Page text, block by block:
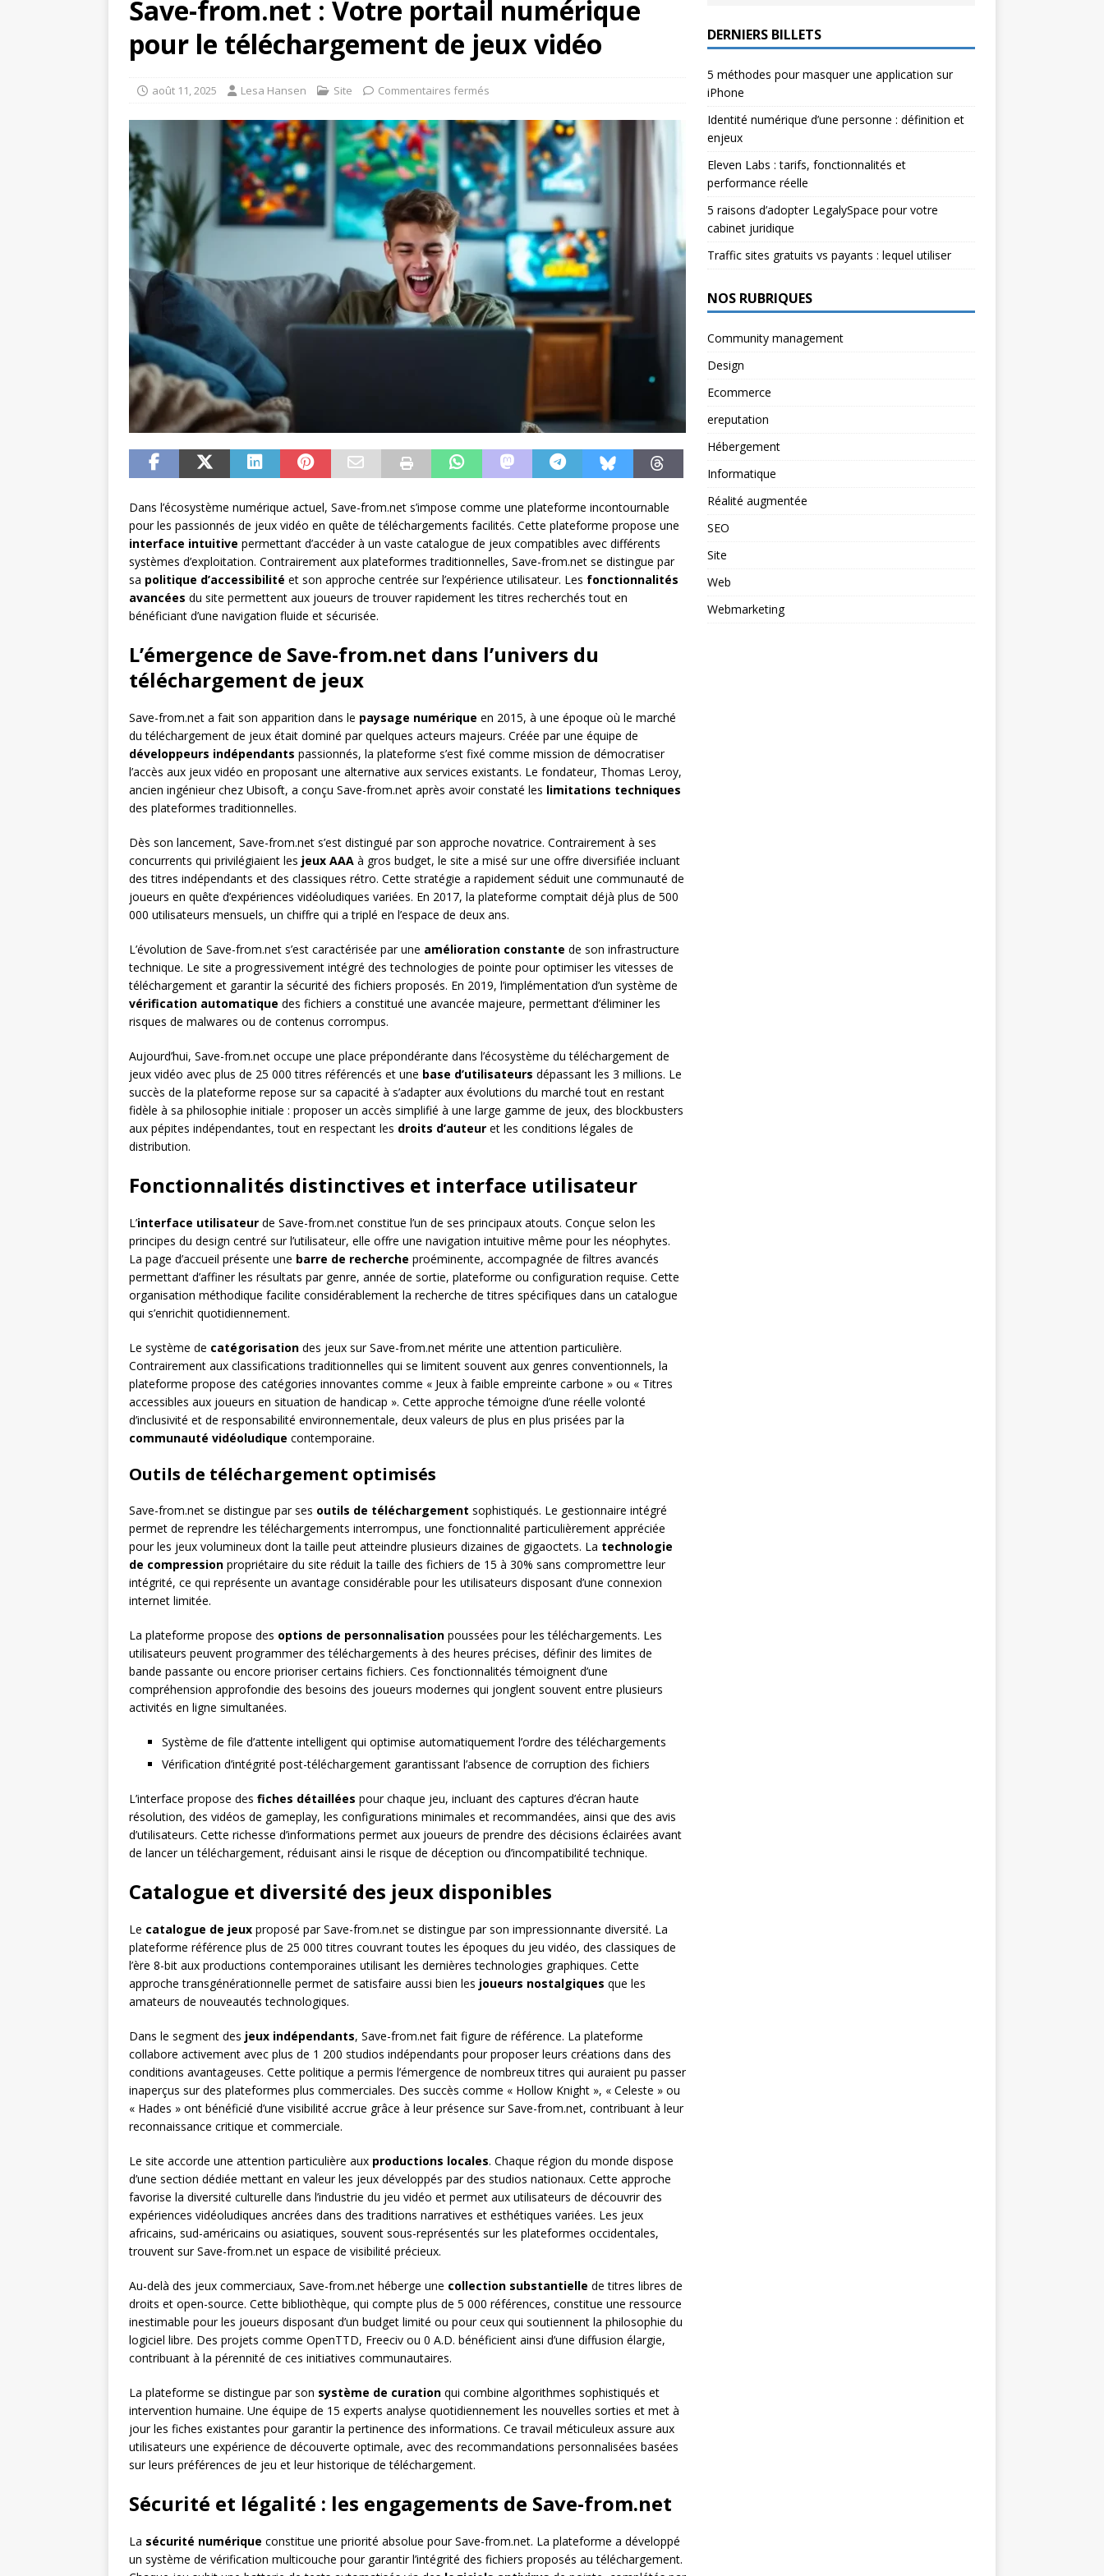
Save-from.net : Votre portail numérique
pour le téléchargement de jeux vidéo
août 11, 2025 Lesa Hansen Site Commentaires fermés
Dans l’écosystème numérique actuel, Save-from.net s’impose comme une plateforme incontournable
pour les passionnés de jeux vidéo en quête de téléchargements facilités. Cette plateforme propose une
interface intuitive permettant d’accéder à un vaste catalogue de jeux compatibles avec différents
systèmes d’exploitation. Contrairement aux plateformes traditionnelles, Save-from.net se distingue par
sa politique d’accessibilité et son approche centrée sur l’expérience utilisateur. Les fonctionnalités
avancées du site permettent aux joueurs de trouver rapidement les titres recherchés tout en
bénéficiant d’une navigation fluide et sécurisée.
L’émergence de Save-from.net dans l’univers du
téléchargement de jeux
Save-from.net a fait son apparition dans le paysage numérique en 2015, à une époque où le marché
du téléchargement de jeux était dominé par quelques acteurs majeurs. Créée par une équipe de
développeurs indépendants passionnés, la plateforme s’est fixé comme mission de démocratiser
l’accès aux jeux vidéo en proposant une alternative aux services existants. Le fondateur, Thomas Leroy,
ancien ingénieur chez Ubisoft, a conçu Save-from.net après avoir constaté les limitations techniques
des plateformes traditionnelles.
Dès son lancement, Save-from.net s’est distingué par son approche novatrice. Contrairement à ses
concurrents qui privilégiaient les jeux AAA à gros budget, le site a misé sur une offre diversifiée incluant
des titres indépendants et des classiques rétro. Cette stratégie a rapidement séduit une communauté de
joueurs en quête d’expériences vidéoludiques variées. En 2017, la plateforme comptait déjà plus de 500
000 utilisateurs mensuels, un chiffre qui a triplé en l’espace de deux ans.
L’évolution de Save-from.net s’est caractérisée par une amélioration constante de son infrastructure
technique. Le site a progressivement intégré des technologies de pointe pour optimiser les vitesses de
téléchargement et garantir la sécurité des fichiers proposés. En 2019, l’implémentation d’un système de
vérification automatique des fichiers a constitué une avancée majeure, permettant d’éliminer les
risques de malwares ou de contenus corrompus.
Aujourd’hui, Save-from.net occupe une place prépondérante dans l’écosystème du téléchargement de
jeux vidéo avec plus de 25 000 titres référencés et une base d’utilisateurs dépassant les 3 millions. Le
succès de la plateforme repose sur sa capacité à s’adapter aux évolutions du marché tout en restant
fidèle à sa philosophie initiale : proposer un accès simplifié à une large gamme de jeux, des blockbusters
aux pépites indépendantes, tout en respectant les droits d’auteur et les conditions légales de
distribution.
Fonctionnalités distinctives et interface utilisateur
L’interface utilisateur de Save-from.net constitue l’un de ses principaux atouts. Conçue selon les
principes du design centré sur l’utilisateur, elle offre une navigation intuitive même pour les néophytes.
La page d’accueil présente une barre de recherche proéminente, accompagnée de filtres avancés
permettant d’affiner les résultats par genre, année de sortie, plateforme ou configuration requise. Cette
organisation méthodique facilite considérablement la recherche de titres spécifiques dans un catalogue
qui s’enrichit quotidiennement.
Le système de catégorisation des jeux sur Save-from.net mérite une attention particulière.
Contrairement aux classifications traditionnelles qui se limitent souvent aux genres conventionnels, la
plateforme propose des catégories innovantes comme « Jeux à faible empreinte carbone » ou « Titres
accessibles aux joueurs en situation de handicap ». Cette approche témoigne d’une réelle volonté
d’inclusivité et de responsabilité environnementale, deux valeurs de plus en plus prisées par la
communauté vidéoludique contemporaine.
Outils de téléchargement optimisés
Save-from.net se distingue par ses outils de téléchargement sophistiqués. Le gestionnaire intégré
permet de reprendre les téléchargements interrompus, une fonctionnalité particulièrement appréciée
pour les jeux volumineux dont la taille peut atteindre plusieurs dizaines de gigaoctets. La technologie
de compression propriétaire du site réduit la taille des fichiers de 15 à 30% sans compromettre leur
intégrité, ce qui représente un avantage considérable pour les utilisateurs disposant d’une connexion
internet limitée.
La plateforme propose des options de personnalisation poussées pour les téléchargements. Les
utilisateurs peuvent programmer des téléchargements à des heures précises, définir des limites de
bande passante ou encore prioriser certains fichiers. Ces fonctionnalités témoignent d’une
compréhension approfondie des besoins des joueurs modernes qui jonglent souvent entre plusieurs
activités en ligne simultanées.
Système de file d’attente intelligent qui optimise automatiquement l’ordre des téléchargements
Vérification d’intégrité post-téléchargement garantissant l’absence de corruption des fichiers
L’interface propose des fiches détaillées pour chaque jeu, incluant des captures d’écran haute
résolution, des vidéos de gameplay, les configurations minimales et recommandées, ainsi que des avis
d’utilisateurs. Cette richesse d’informations permet aux joueurs de prendre des décisions éclairées avant
de lancer un téléchargement, réduisant ainsi le risque de déception ou d’incompatibilité technique.
Catalogue et diversité des jeux disponibles
Le catalogue de jeux proposé par Save-from.net se distingue par son impressionnante diversité. La
plateforme référence plus de 25 000 titres couvrant toutes les époques du jeu vidéo, des classiques de
l’ère 8-bit aux productions contemporaines utilisant les dernières technologies graphiques. Cette
approche transgénérationnelle permet de satisfaire aussi bien les joueurs nostalgiques que les
amateurs de nouveautés technologiques.
Dans le segment des jeux indépendants, Save-from.net fait figure de référence. La plateforme
collabore activement avec plus de 1 200 studios indépendants pour proposer leurs créations dans des
conditions avantageuses. Cette politique a permis l’émergence de nombreux titres qui auraient pu passer
inaperçus sur des plateformes plus commerciales. Des succès comme « Hollow Knight », « Celeste » ou
« Hades » ont bénéficié d’une visibilité accrue grâce à leur présence sur Save-from.net, contribuant à leur
reconnaissance critique et commerciale.
Le site accorde une attention particulière aux productions locales. Chaque région du monde dispose
d’une section dédiée mettant en valeur les jeux développés par des studios nationaux. Cette approche
favorise la diversité culturelle dans l’industrie du jeu vidéo et permet aux utilisateurs de découvrir des
expériences vidéoludiques ancrées dans des traditions narratives et esthétiques variées. Les jeux
africains, sud-américains ou asiatiques, souvent sous-représentés sur les plateformes occidentales,
trouvent sur Save-from.net un espace de visibilité précieux.
Au-delà des jeux commerciaux, Save-from.net héberge une collection substantielle de titres libres de
droits et open-source. Cette bibliothèque, qui compte plus de 5 000 références, constitue une ressource
inestimable pour les joueurs disposant d’un budget limité ou pour ceux qui soutiennent la philosophie du
logiciel libre. Des projets comme OpenTTD, Freeciv ou 0 A.D. bénéficient ainsi d’une diffusion élargie,
contribuant à la pérennité de ces initiatives communautaires.
La plateforme se distingue par son système de curation qui combine algorithmes sophistiqués et
intervention humaine. Une équipe de 15 experts analyse quotidiennement les nouvelles sorties et met à
jour les fiches existantes pour garantir la pertinence des informations. Ce travail méticuleux assure aux
utilisateurs une expérience de découverte optimale, avec des recommandations personnalisées basées
sur leurs préférences de jeu et leur historique de téléchargement.
Sécurité et légalité : les engagements de Save-from.net
La sécurité numérique constitue une priorité absolue pour Save-from.net. La plateforme a développé
un système de vérification multicouche pour garantir l’intégrité des fichiers proposés au téléchargement.
DERNIERS BILLETS
5 méthodes pour masquer une application sur
iPhone
Identité numérique d’une personne : définition et
enjeux
Eleven Labs : tarifs, fonctionnalités et
performance réelle
5 raisons d’adopter LegalySpace pour votre
cabinet juridique
Traffic sites gratuits vs payants : lequel utiliser
NOS RUBRIQUES
Community management
Design
Ecommerce
ereputation
Hébergement
Informatique
Réalité augmentée
SEO
Site
Web
Webmarketing